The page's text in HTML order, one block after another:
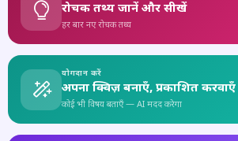
रोचक तथ्य जानें और सीखें
हर बार नए रोचक तथ्य
योगदान करें
अपना क्विज़ बनाएँ, प्रकाशित करवाएँ
कोई भी विषय बताएँ — AI मदद करेगा